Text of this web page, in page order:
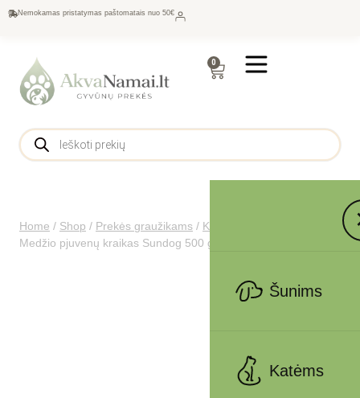
Nemokamas pristatymas paštomatais nuo 50€
0
Šunims
Katėms
Home / Shop / Prekės graužikams / Kraikas graužikams
Medžio pjuvenų kraikas Sundog 500 g rožių kvapo